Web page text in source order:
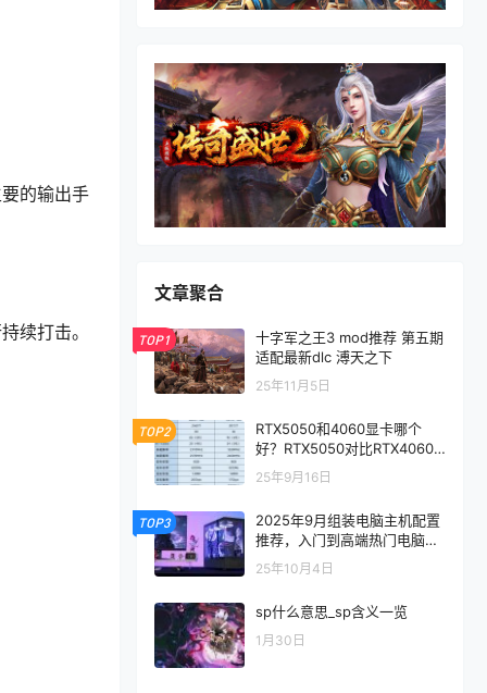
的输出手
续打击。
文章聚合
TOP1
十字军之王3 mod推荐 第五期
适配最新dlc 溥天之下
25年11月5日
TOP2
RTX5050和4060显卡哪个
好？RTX5050对比RTX4060/
5060性能评测
25年9月16日
TOP3
2025年9月组装电脑主机配置
推荐，入门到高端热门电脑配
置方案
25年10月4日
sp什么意思_sp含义一览
1月30日